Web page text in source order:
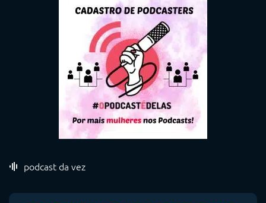
podcast da vez